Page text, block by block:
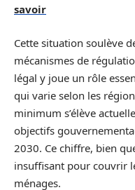
savoir
Cette situation soulève
mécanismes de
légal y joue un rôle
qui varie selon les
minimum s’élève
objectifs
2030. Ce chiffre, bien
insuffisant pour couvrir
ménages.